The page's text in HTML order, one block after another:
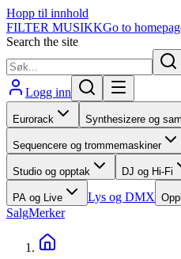
Hopp til innhold
FILTER MUSIKKGo to
Search the site
Logg inn
Eurorack Synthesizere og
Sequencere og trommemaskiner
Studio og opptak DJ og Hi-Fi
PA og Live Lys og DMX
SalgMerker